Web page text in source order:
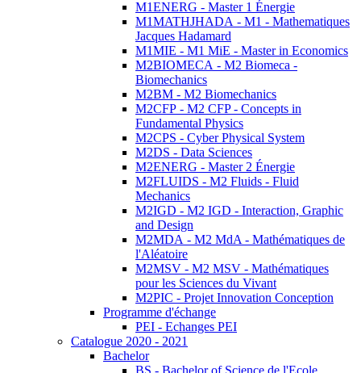
M1ENERG - Master 1 Énergie
M1MATHJHADA - M1 - Mathematiques
Jacques Hadamard
M1MIE - M1 MiE - Master in Economics
M2BIOMECA - M2 Biomeca -
Biomechanics
M2BM - M2 Biomechanics
M2CFP - M2 CFP - Concepts in
Fundamental Physics
M2CPS - Cyber Physical System
M2DS - Data Sciences
M2ENERG - Master 2 Énergie
M2FLUIDS - M2 Fluids - Fluid
Mechanics
M2IGD - M2 IGD - Interaction, Graphic
and Design
M2MDA - M2 MdA - Mathématiques de
l'Aléatoire
M2MSV - M2 MSV - Mathématiques
pour les Sciences du Vivant
M2PIC - Projet Innovation Conception
Programme d'échange
PEI - Echanges PEI
Catalogue 2020 - 2021
Bachelor
BS - Bachelor of Science de l'Ecole